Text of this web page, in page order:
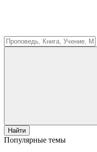
Найти
Популярные темы